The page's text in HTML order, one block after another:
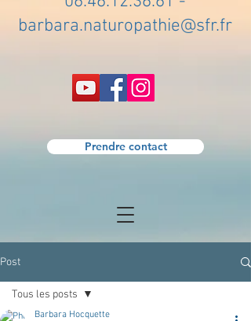
barbara.naturopathie@sfr.fr
Prendre contact
Post
Tous les posts
Barbara Hocquette